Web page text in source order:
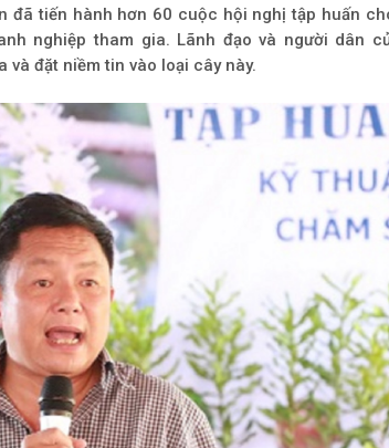
đã tiến hành hơn 60 cuộc hội nghị tập huấn
nghiệp tham gia. Lãnh đạo và người dân
và đặt niềm tin vào loại cây này.